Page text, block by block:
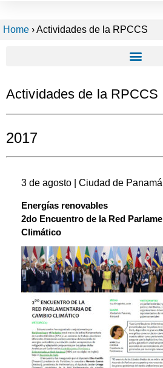
Home ›Actividades de la RPCCS
Actividades de la RPCCS
2017
3 de agosto | Ciudad de
Energías renovables
2do Encuentro de la Red
Climático